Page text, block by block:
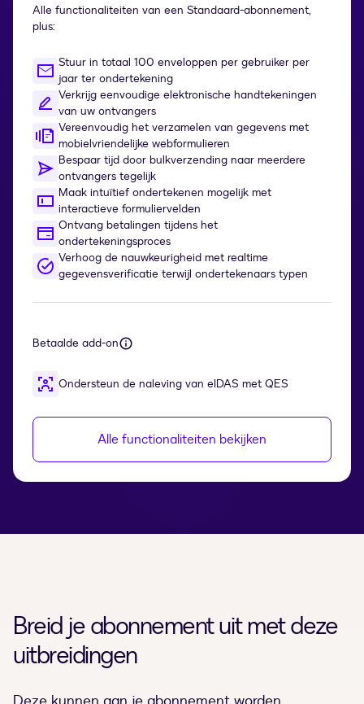
Alle functionaliteiten van een Standaard-abonnement,
plus:
Stuur in totaal 100 enveloppen per gebruiker per
jaar ter ondertekening
Verkrijg eenvoudige elektronische handtekeningen
van uw ontvangers
Vereenvoudig het verzamelen van gegevens met
mobielvriendelijke webformulieren
Bespaar tijd door bulkverzending naar meerdere
ontvangers tegelijk
Maak intuïtief ondertekenen mogelijk met
interactieve formuliervelden
Ontvang betalingen tijdens het
ondertekeningsproces
Verhoog de nauwkeurigheid met realtime
gegevensverificatie terwijl ondertekenaars typen
Betaalde add-on
Ondersteun de naleving van eIDAS met QES
Alle functionaliteiten bekijken
Breid je abonnement uit met deze
uitbreidingen